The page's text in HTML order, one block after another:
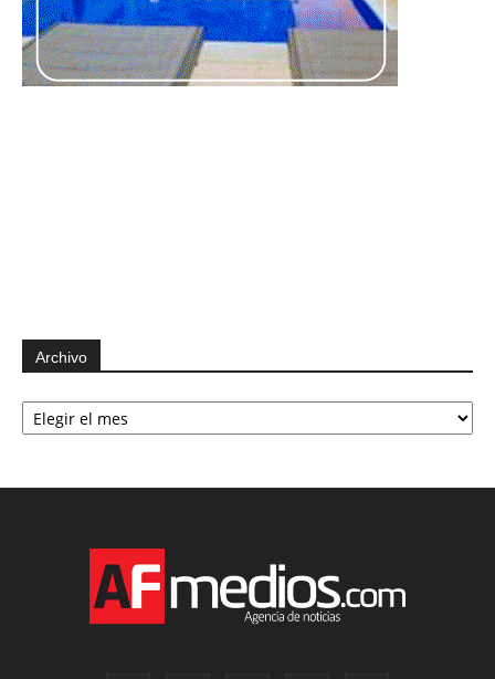
Archivo
Archivo